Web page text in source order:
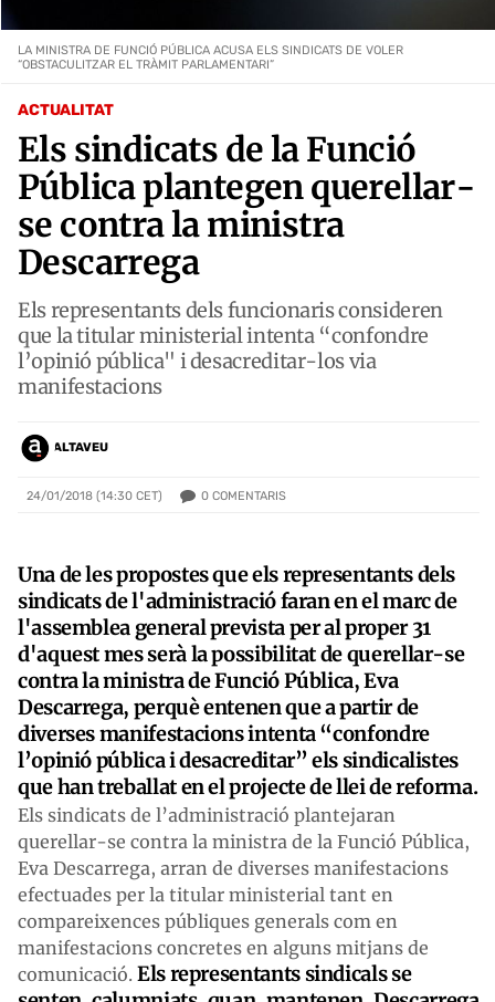
ACTUALITAT
Els sindicats de la Funció
Pública plantegen querellar-
se contra la ministra
Descarrega
Els representants dels funcionaris consideren
que la titular ministerial intenta “confondre
l’opinió pública" i desacreditar-los via
manifestacions
ALTAVEU
24/01/2018 (14:30 CET) 0 COMENTARIS
LA MINISTRA DE FUNCIÓ PÚBLICA ACUSA ELS SINDICATS DE VOLER
“OBSTACULITZAR EL TRÀMIT PARLAMENTARI”
Una de les propostes que els representants dels
sindicats de l'administració faran en el marc de
l'assemblea general prevista per al proper 31
d'aquest mes serà la possibilitat de querellar-se
contra la ministra de Funció Pública, Eva
Descarrega, perquè entenen que a partir de
diverses manifestacions intenta “confondre
l’opinió pública i desacreditar” els sindicalistes
que han treballat en el projecte de llei de reforma.
Els sindicats de l’administració plantejaran
querellar-se contra la ministra de la Funció Pública,
Eva Descarrega, arran de diverses manifestacions
efectuades per la titular ministerial tant en
compareixences públiques generals com en
manifestacions concretes en alguns mitjans de
comunicació. Els representants sindicals se